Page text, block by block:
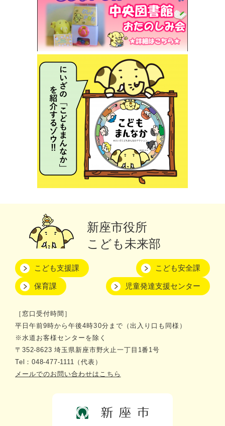
新座市役所
こども未来部
こども支援課
保育課
こども安全課
児童発達支援センター
［窓口受付時間］
平日午前9時から午後4時30分まで（出入り口も同様）
※水道お客様センターを除く
〒352-8623 埼玉県新座市野火止一丁目1番1号
Tel：048-477-1111（代表）
メールでのお問い合わせはこちら